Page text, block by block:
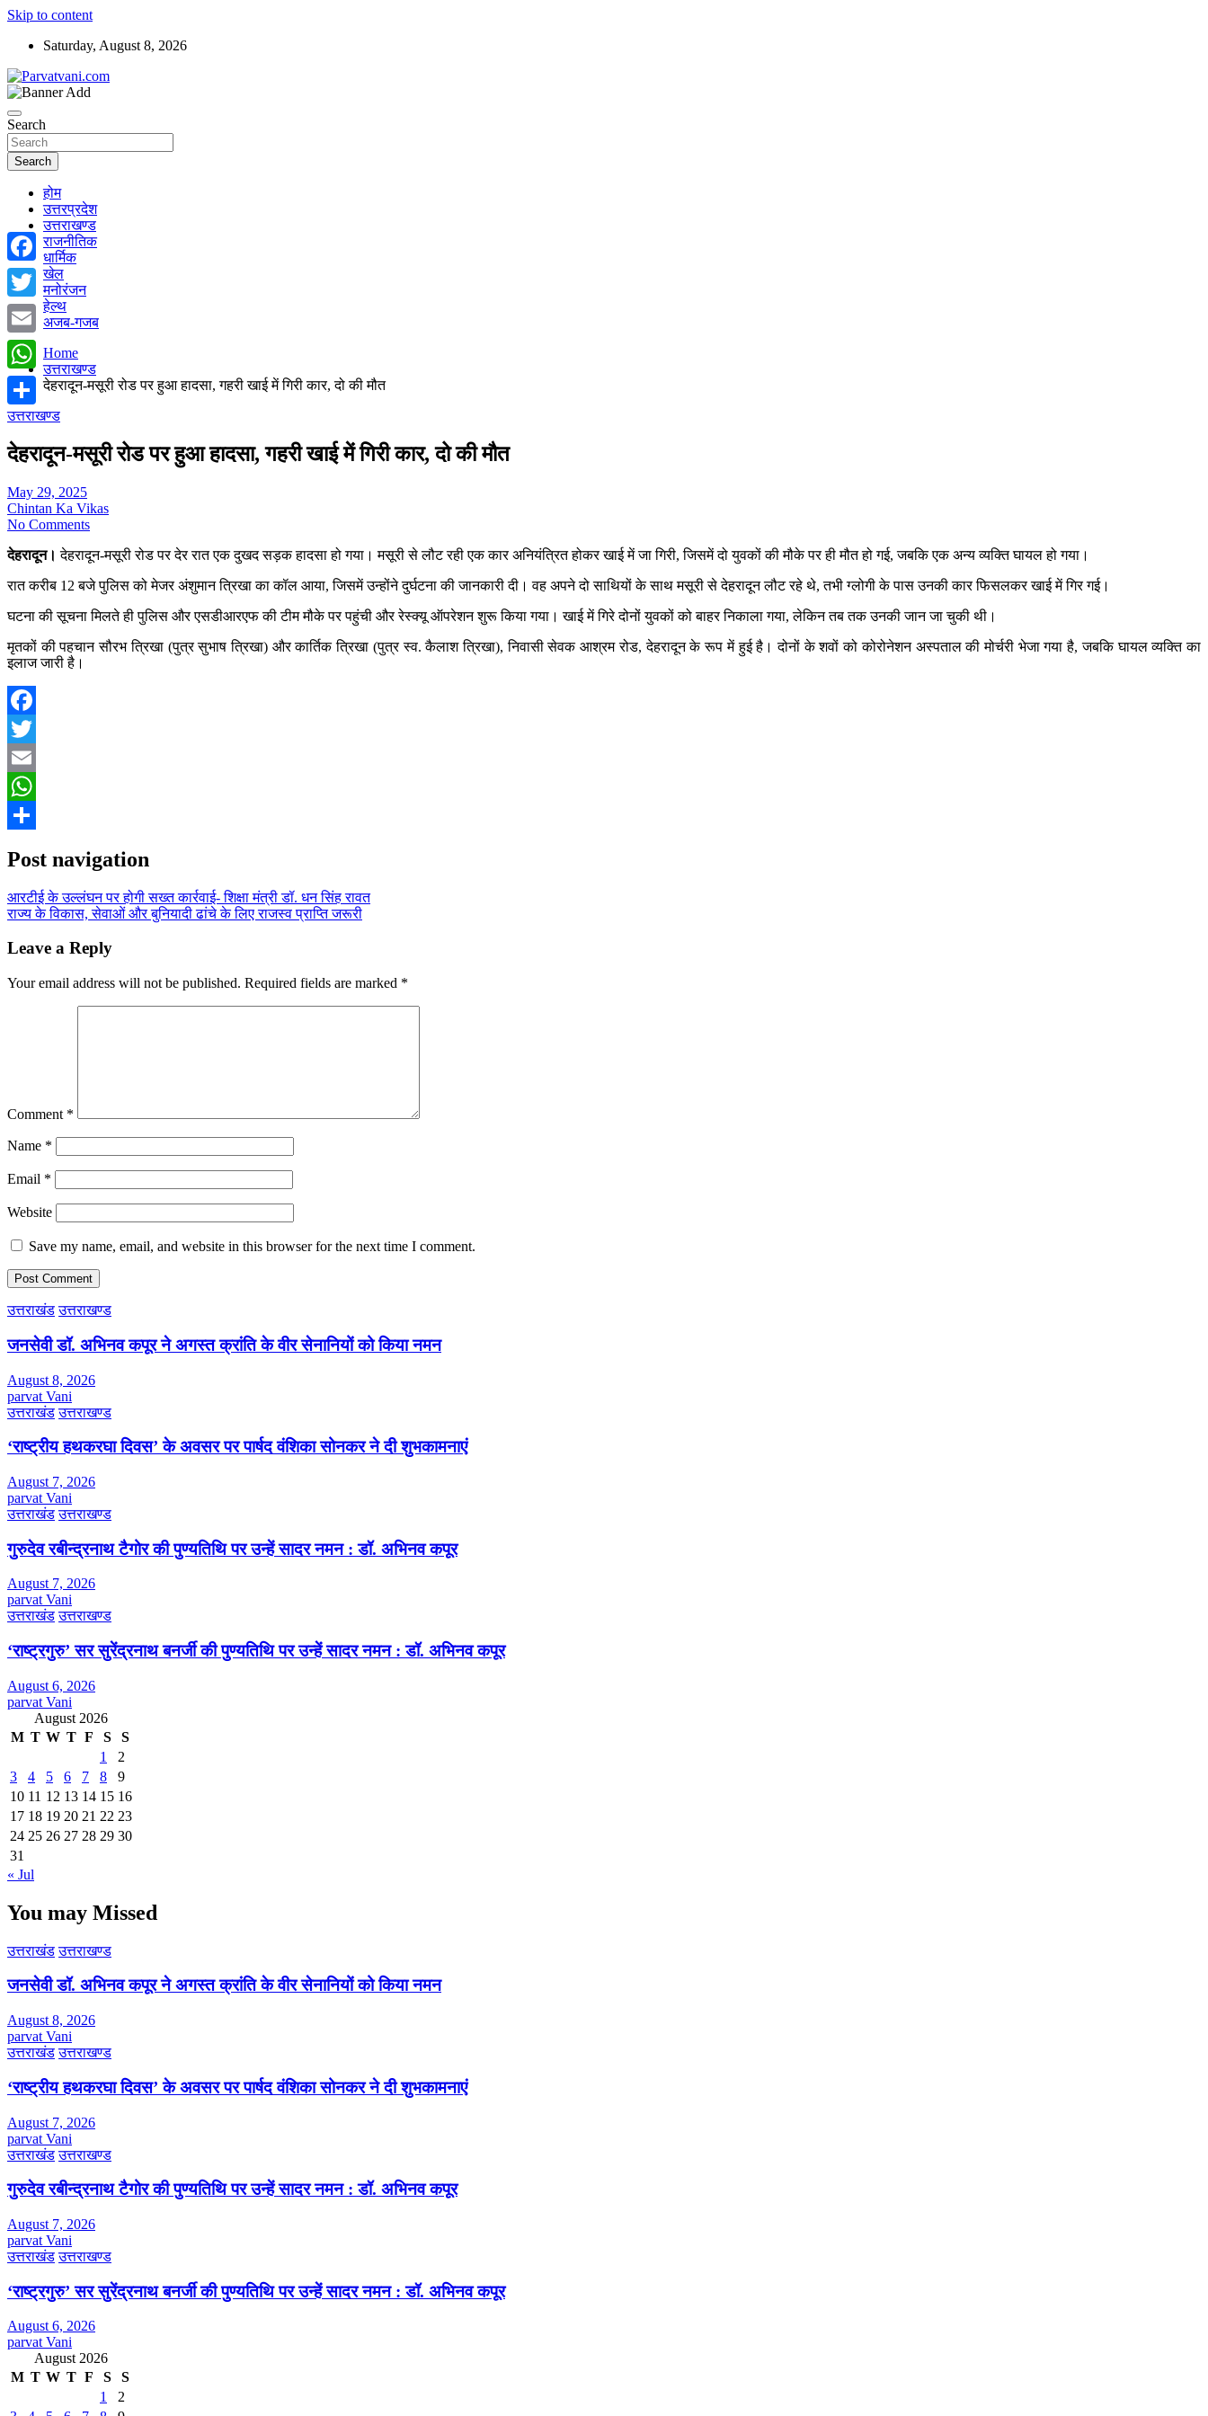
Skip to content
Saturday, August 8, 2026
Parvatvani.com
Search
Search
होम
उत्तरप्रदेश
उत्तराखण्ड
राजनीतिक
धार्मिक
खेल
मनोरंजन
हेल्थ
अजब-गजब
Home
उत्तराखण्ड
देहरादून-मसूरी रोड पर हुआ हादसा, गहरी खाई में गिरी कार, दो की मौत
उत्तराखण्ड
देहरादून-मसूरी रोड पर हुआ हादसा, गहरी खाई में गिरी कार, दो की मौत
May 29, 2025
Chintan Ka Vikas
No Comments
देहरादून।देहरादून-मसूरी रोड पर देर रात एक दुखद सड़क हादसा हो गया। मसूरी से लौट रही एक कार अनियंत्रित होकर खाई में जा गिरी, जिसमें दो युवकों की मौके पर ही मौत हो गई, जबकि एक अन्य व्यक्ति घायल हो गया।
रात करीब 12 बजे पुलिस को मेजर अंशुमान त्रिखा का कॉल आया, जिसमें उन्होंने दुर्घटना की जानकारी दी। वह अपने दो साथियों के साथ मसूरी से देहरादून लौट रहे थे, तभी ग्लोगी के पास उनकी कार फिसलकर खाई में गिर गई।
घटना की सूचना मिलते ही पुलिस और एसडीआरएफ की टीम मौके पर पहुंची और रेस्क्यू ऑपरेशन शुरू किया गया। खाई में गिरे दोनों युवकों को बाहर निकाला गया, लेकिन तब तक उनकी जान जा चुकी थी।
मृतकों की पहचान सौरभ त्रिखा (पुत्र सुभाष त्रिखा) और कार्तिक त्रिखा (पुत्र स्व. कैलाश त्रिखा), निवासी सेवक आश्रम रोड, देहरादून के रूप में हुई है। दोनों के शवों को कोरोनेशन अस्पताल की मोर्चरी भेजा गया है, जबकि घायल व्यक्ति का
इलाज जारी है।
Facebook
Twitter
Email
WhatsApp
Post navigation
आरटीई के उल्लंघन पर होगी सख्त कार्रवाई- शिक्षा मंत्री डॉ. धन सिंह रावत
राज्य के विकास, सेवाओं और बुनियादी ढांचे के लिए राजस्व प्राप्ति जरूरी
Leave a Reply
Your email address will not be published. Required fields are marked *
Comment *
Name *
Email *
Website
Save my name, email, and website in this browser for the next time I comment.
उत्तराखंड उत्तराखण्ड
जनसेवी डॉ. अभिनव कपूर ने अगस्त क्रांति के वीर सेनानियों को किया नमन
August 8, 2026
parvat Vani
उत्तराखंड उत्तराखण्ड
‘राष्ट्रीय हथकरघा दिवस’ के अवसर पर पार्षद वंशिका सोनकर ने दी शुभकामनाएं
August 7, 2026
parvat Vani
उत्तराखंड उत्तराखण्ड
गुरुदेव रबीन्द्रनाथ टैगोर की पुण्यतिथि पर उन्हें सादर नमन : डॉ. अभिनव कपूर
August 7, 2026
parvat Vani
उत्तराखंड उत्तराखण्ड
‘राष्ट्रगुरु’ सर सुरेंद्रनाथ बनर्जी की पुण्यतिथि पर उन्हें सादर नमन : डॉ. अभिनव कपूर
August 6, 2026
parvat Vani
August 2026
M T W T F S
S
1
2
3
4 5 6 7 8
9
10 11 12 13 14 15 16
17 18 19 20 21 22 23
24 25 26 27 28 29 30
31
« Jul
You may Missed
उत्तराखंड उत्तराखण्ड
जनसेवी डॉ. अभिनव कपूर ने अगस्त क्रांति के वीर सेनानियों को किया नमन
August 8, 2026
parvat Vani
उत्तराखंड उत्तराखण्ड
‘राष्ट्रीय हथकरघा दिवस’ के अवसर पर पार्षद वंशिका सोनकर ने दी शुभकामनाएं
August 7, 2026
parvat Vani
उत्तराखंड उत्तराखण्ड
गुरुदेव रबीन्द्रनाथ टैगोर की पुण्यतिथि पर उन्हें सादर नमन : डॉ. अभिनव कपूर
August 7, 2026
parvat Vani
उत्तराखंड उत्तराखण्ड
‘राष्ट्रगुरु’ सर सुरेंद्रनाथ बनर्जी की पुण्यतिथि पर उन्हें सादर नमन : डॉ. अभिनव कपूर
August 6, 2026
parvat Vani
August 2026
M T W T F S
S
1
2
Facebook
Twitter
Email
WhatsApp
Share